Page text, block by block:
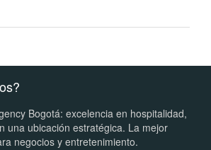
Bogotá: excelencia en hospitalidad,
una ubicación estratégica. La mejor
negocios y entretenimiento.